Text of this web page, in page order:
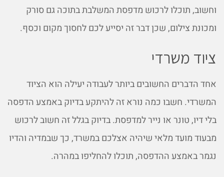
וחשוב, תוכלו לרכוש מדפסת המשלבת בתוכה גם סורק
ומכונת צילום, שכן דבר זה יסייע לכם לחסוך מקום וכסף.
ציוד משרדי
אחד הדברים החשובים ביותר לעבודה יעילה הוא הציוד
המשרדי. חשבו כמה נורא זה להיתקע בדיוק באמצע הדפסה
בלי דיו, טונר או נייר למדפסת. בדיוק בגלל זה חשוב לרכוש
מבעוד מועד מלאי שיהיה אצלכם במשרד, כך שבמדיה והדיו
נגמר באמצע ההדפסה, תוכלו להחליפו במהרה.